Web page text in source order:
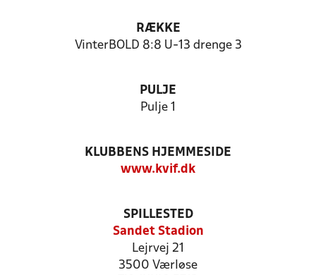
RÆKKE
VinterBOLD 8:8 U-13 drenge 3
PULJE
Pulje 1
KLUBBENS HJEMMESIDE
www.kvif.dk
SPILLESTED
Sandet Stadion
Lejrvej 21
3500 Værløse